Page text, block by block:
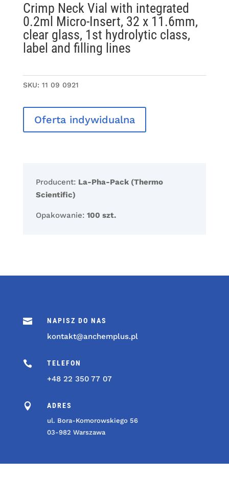
Crimp Neck Vial with integrated
0.2ml Micro-Insert, 32 x 11.6mm,
clear glass, 1st hydrolytic class,
label and filling lines
SKU: 11 09 0921
Oferta indywidualna
Producent: La-Pha-Pack (Thermo
Scientific)
Opakowanie: 100 szt.
 NAPISZ DO NAS
kontakt@anchemplus.pl
 TELEFON
+48 22 350 77 07
 ADRES
ul. Bora-Komorowskiego 56
03-982 Warszawa